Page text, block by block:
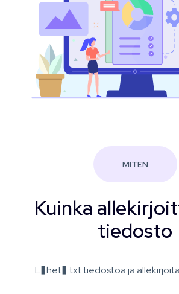
MITEN
Kuinka
tiedosto
L�het� txt tiedostoa ja